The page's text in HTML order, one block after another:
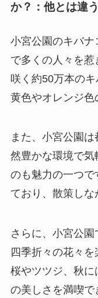
か？：他とは違
小宮公園のキバナ
で多くの人々を
咲く約50万本の
黄色やオレンジ色
また、小宮公園
然豊かな環境で気
のも魅力の一つ
ており、散策しな
さらに、小宮公園
四季折々の花々
桜やツツジ、秋
の美しさを満喫で